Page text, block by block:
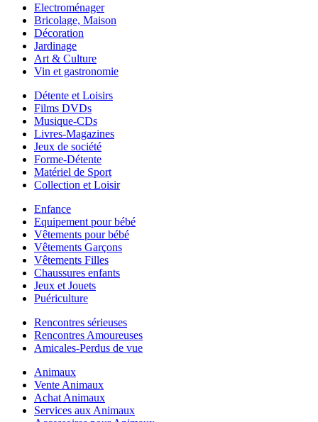
Electroménager
Bricolage, Maison
Décoration
Jardinage
Art & Culture
Vin et gastronomie
Détente et Loisirs
Films DVDs
Musique-CDs
Livres-Magazines
Jeux de société
Forme-Détente
Matériel de Sport
Collection et Loisir
Enfance
Equipement pour bébé
Vêtements pour bébé
Vêtements Garçons
Vêtements Filles
Chaussures enfants
Jeux et Jouets
Puériculture
Rencontres sérieuses
Rencontres Amoureuses
Amicales-Perdus de vue
Animaux
Vente Animaux
Achat Animaux
Services aux Animaux